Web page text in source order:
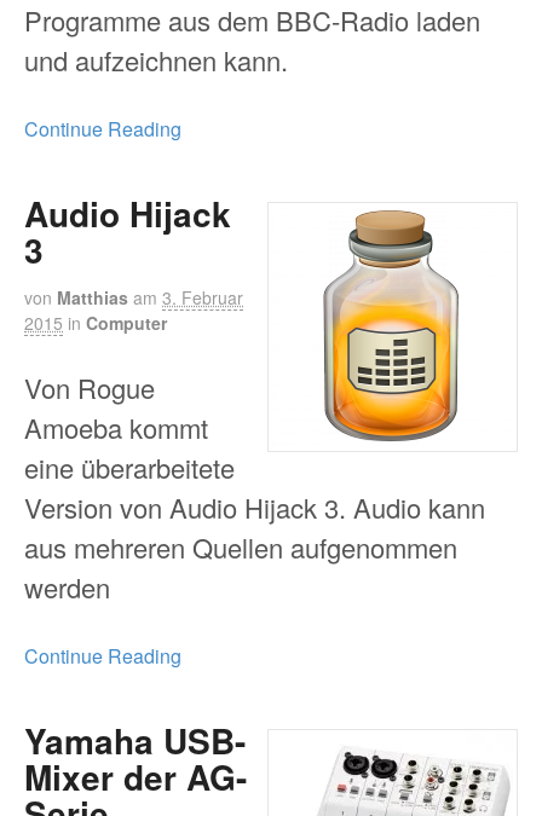
Programme aus dem BBC-Radio laden
und aufzeichnen kann.
Continue Reading
Audio Hijack
3
von Matthias am 3. Februar
2015 in Computer
Von Rogue
Amoeba kommt
eine überarbeitete
Version von Audio Hijack 3. Audio kann
aus mehreren Quellen aufgenommen
werden
Continue Reading
Yamaha USB-
Mixer der AG-